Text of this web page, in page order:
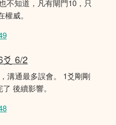
不知道，凡有閘門10，只
威。
爻 6/2
溝通最多誤會。 1爻剛剛
後續影響。